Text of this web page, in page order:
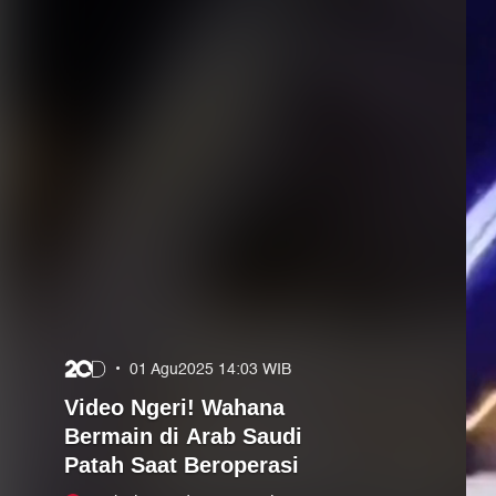
• 01 Agu2025 14:03 WIB
Video Ngeri! Wahana
Bermain di Arab Saudi
Patah Saat Beroperasi